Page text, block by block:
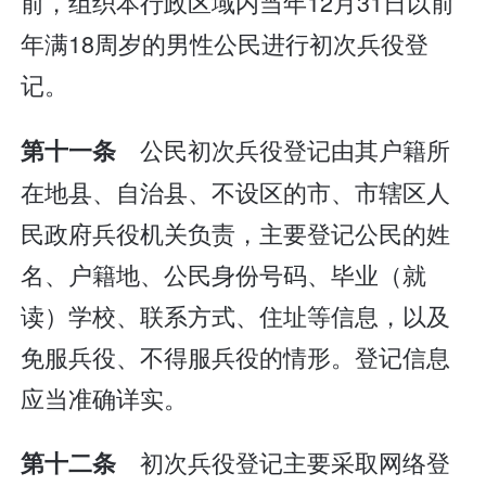
年满18周岁的男性公民进行初次兵役登
记。
第十一条公民初次兵役登记由其户籍所
在地县、自治县、不设区的市、市辖区人
民政府兵役机关负责，主要登记公民的姓
名、户籍地、公民身份号码、毕业（就
读）学校、联系方式、住址等信息，以及
免服兵役、不得服兵役的情形。登记信息
应当准确详实。
第十二条初次兵役登记主要采取网络登